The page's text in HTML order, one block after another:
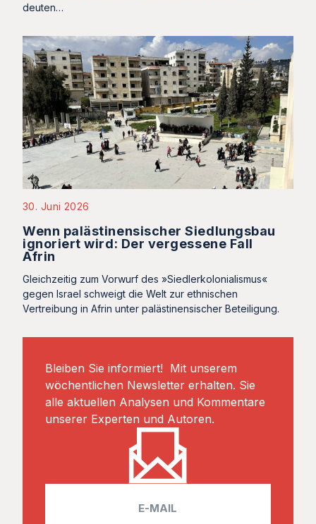
deuten…
30. Juni 2026
Wenn palästinensischer Siedlungsbau
ignoriert wird: Der vergessene Fall
Afrin
Gleichzeitig zum Vorwurf des »Siedlerkolonialismus«
gegen Israel schweigt die Welt zur ethnischen
Vertreibung in Afrin unter palästinensischer Beteiligung.
Bleiben Sie informiert! Mit unserem
wöchentlichen Newsletter erhalten. Sie
alle aktuellen Analysen und Kommentare
unserer Experten und Autoren.